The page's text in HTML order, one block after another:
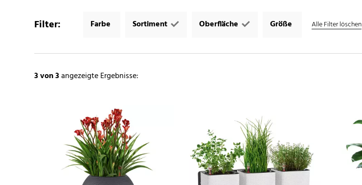
Filter: Farbe Sortiment Oberfläche Größe Alle Filter löschen
3von 3angezeigte Ergebnisse: